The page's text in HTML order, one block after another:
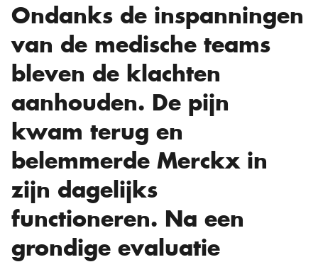
Ondanks de inspanningen
van de medische teams
bleven de klachten
aanhouden. De pijn
kwam terug en
belemmerde Merckx in
zijn dagelijks
functioneren. Na een
grondige evaluatie